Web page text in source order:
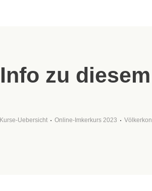
Info zu
Kurse-Uebersicht Online-Imkerkurs 2023